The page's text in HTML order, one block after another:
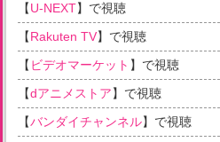
【U-NEXT】で視聴
【Rakuten TV】で視聴
【 ビデオマーケット 】で視聴
【dアニメストア】で視聴
【バンダイチャンネル】で視聴